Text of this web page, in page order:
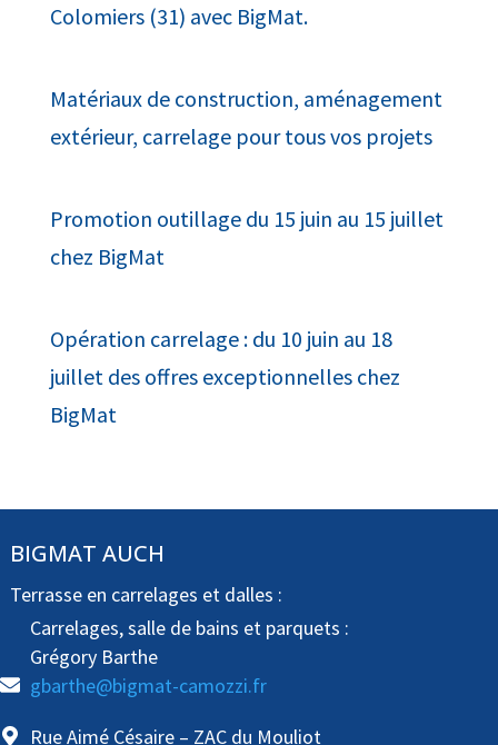
Colomiers (31) avec BigMat.
Matériaux de construction, aménagement
extérieur, carrelage pour tous vos projets
Promotion outillage du 15 juin au 15 juillet
chez BigMat
Opération carrelage : du 10 juin au 18
juillet des offres exceptionnelles chez
BigMat
BIGMAT AUCH
Terrasse en carrelages et dalles :
Carrelages, salle de bains et parquets :
Grégory Barthe
gbarthe@bigmat-camozzi.fr
Rue Aimé Césaire – ZAC du Mouliot